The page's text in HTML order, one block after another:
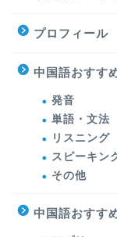
プロフィール
中国語おすす
発音
単語・文法
リスニング
スピーキン
その他
中国語おすす